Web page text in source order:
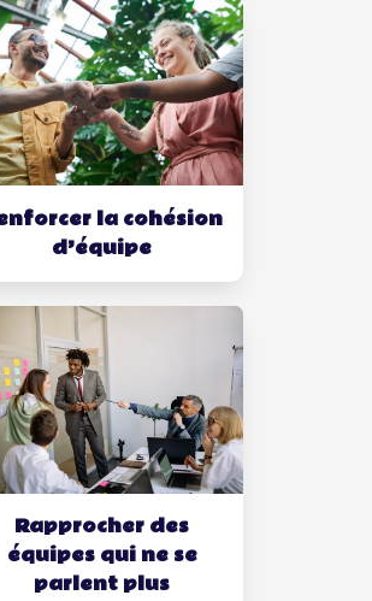
la cohésion
d’équipe
Rapprocher des
équipes qui ne se
parlent plus